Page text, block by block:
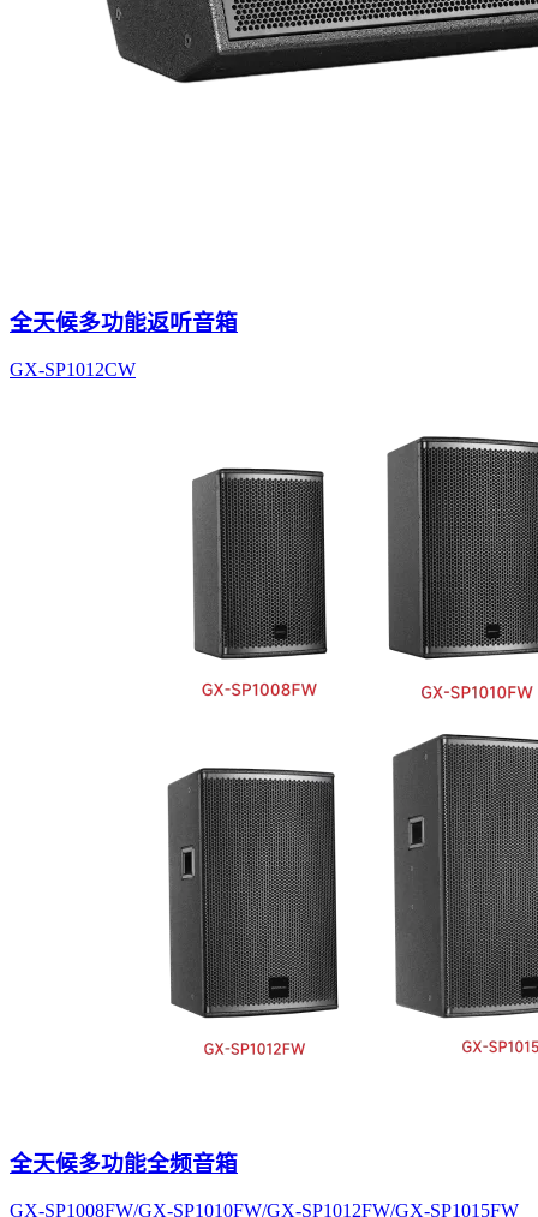
全天候多功能返听音箱
GX-SP1012CW
全天候多功能全频音箱
GX-SP1008FW/GX-SP1010FW/GX-SP1012FW/GX-SP1015FW